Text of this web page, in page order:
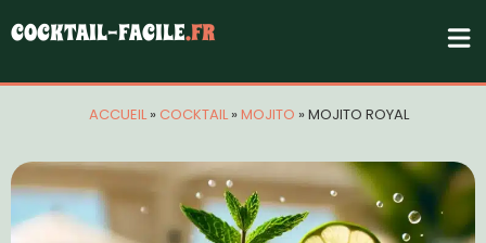
COCKTAIL-FACILE.FR
ACCUEIL» COCKTAIL» MOJITO » MOJITO ROYAL